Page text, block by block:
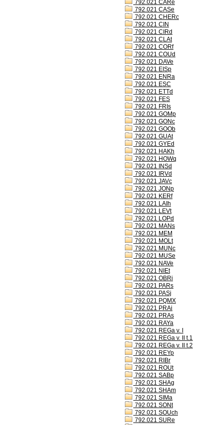
792.021 CARe
792.021 CASe
792.021 CHERc
792.021 CIN
792.021 CIRd
792.021 CLAt
792.021 CORf
792.021 COUd
792.021 DAVe
792.021 EISp
792.021 ENRa
792.021 ESC
792.021 ETTd
792.021 FES
792.021 FRIs
792.021 GOMp
792.021 GONc
792.021 GOOb
792.021 GUAt
792.021 GYEd
792.021 HAKh
792.021 HOWq
792.021 INSd
792.021 IRVd
792.021 JAVc
792.021 JONp
792.021 KERf
792.021 LAIh
792.021 LEVt
792.021 LOPd
792.021 MANs
792.021 MEM
792.021 MOLt
792.021 MUNc
792.021 MUSe
792.021 NAVe
792.021 NIEt
792.021 OBRi
792.021 PARs
792.021 PASj
792.021 PQMX
792.021 PRAi
792.021 PRAs
792.021 RAYa
792.021 REGa v. I
792.021 REGa v. II t.1
792.021 REGa v. II t.2
792.021 REYp
792.021 RIBr
792.021 ROUt
792.021 SABp
792.021 SHAg
792.021 SHAm
792.021 SIMa
792.021 SONt
792.021 SOUch
792.021 SURe